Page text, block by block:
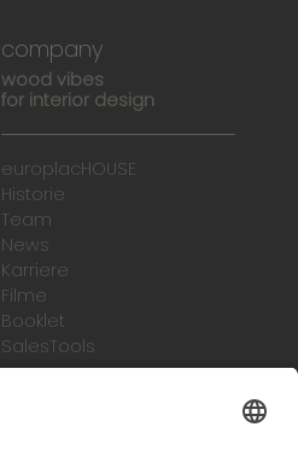
company
wood vibes
for interior design
europlacHOUSE
Historie
Team
News
Karriere
Filme
Booklet
SalesTools